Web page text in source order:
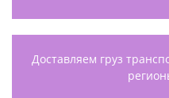
Доставляем груз